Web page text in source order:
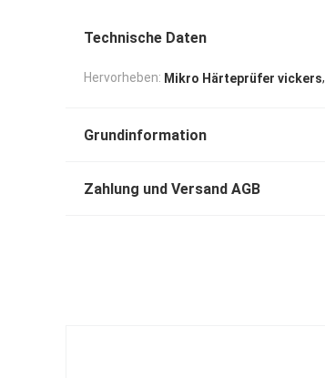
Technische Daten
Hervorheben: Mikro Härteprüfer vickers,
Grundinformation
Zahlung und Versand AGB